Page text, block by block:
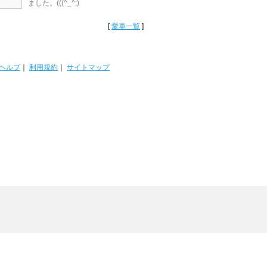
ました。(((^_^;)
[愛車一覧 ]
ルプ｜ 利用規約 サイトマップ